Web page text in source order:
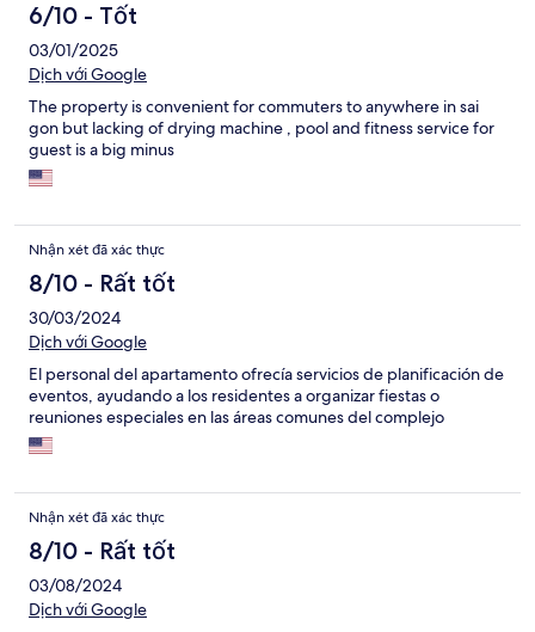
6/10 - Tốt
03/01/2025
Dịch với Google
The property is convenient for commuters to anywhere in sai
gon but lacking of drying machine , pool and fitness service for
guest is a big minus
Nhận xét đã xác thực
8/10 - Rất tốt
30/03/2024
Dịch với Google
El personal del apartamento ofrecía servicios de planificación de
eventos, ayudando a los residentes a organizar fiestas o
reuniones especiales en las áreas comunes del complejo
Nhận xét đã xác thực
8/10 - Rất tốt
03/08/2024
Dịch với Google